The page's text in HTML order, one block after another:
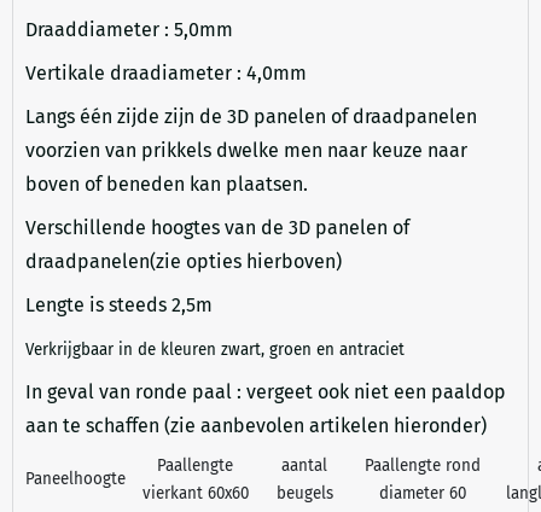
Draaddiameter : 5,0mm
Vertikale draadiameter : 4,0mm
Langs één zijde zijn de 3D panelen of draadpanelen
voorzien van prikkels dwelke men naar keuze naar
boven of beneden kan plaatsen.
Verschillende hoogtes van de 3D panelen of
draadpanelen(zie opties hierboven)
Lengte is steeds 2,5m
Verkrijgbaar in de kleuren zwart, groen en antraciet
In geval van ronde paal : vergeet ook niet een paaldop
aan te schaffen (zie aanbevolen artikelen hieronder)
Paneelhoogte
Paallengte
vierkant 60x60
aantal
beugels
Paallengte rond
diameter 60